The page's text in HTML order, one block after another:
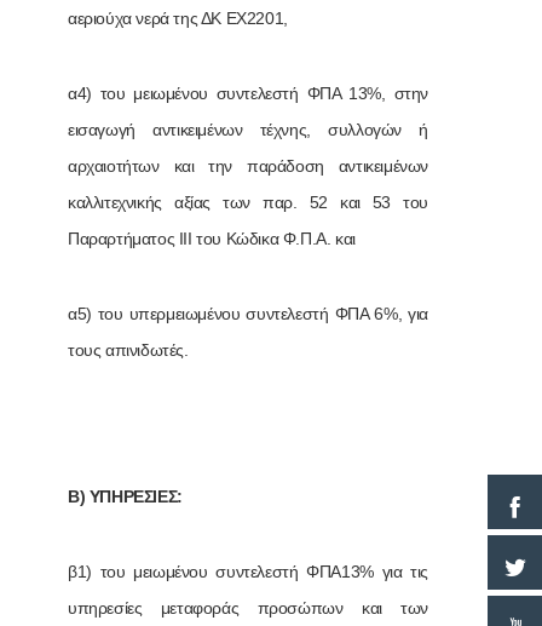
αεριούχα νερά της ΔΚ ΕΧ2201,
α4) του μειωμένου συντελεστή ΦΠΑ 13%, στην
εισαγωγή αντικειμένων τέχνης, συλλογών ή
αρχαιοτήτων και την παράδοση αντικειμένων
καλλιτεχνικής αξίας των παρ. 52 και 53 του
Παραρτήματος ΙΙΙ του Κώδικα Φ.Π.Α. και
α5) του υπερμειωμένου συντελεστή ΦΠΑ 6%, για
τους απινιδωτές.
Β) ΥΠΗΡΕΣΙΕΣ:
β1) του μειωμένου συντελεστή ΦΠΑ13% για τις
υπηρεσίες μεταφοράς προσώπων και των